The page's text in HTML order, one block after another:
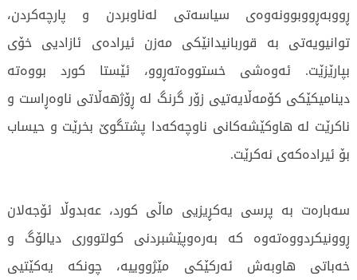
ڕووبەڕووبوونەوەی سیاسەتی لەناوبردن و پارچەکردن،
توانیویەتی بە قوربانیدانێکی مەزن ئیرادەی ئازادیی خۆی
بپارێزێت. ئەوەشی خستووەتەڕوو، ئێستا کورد بووەتە
دینامیکێکی کۆمەڵایەتیی زۆر گرنگ لە ڕۆژهەڵاتی ناوەڕاست و
ناکرێت لە هاوکێشەکانی ناوچەکەدا پشتگوێ بخرێت و حیساب
بۆ ئیرادەکەی نەکرێت.
سەبارەت بە پرسی یەکڕیزیی ماڵی کورد، عەبدوڵا ئۆجەلان
ڕوونیکردووەتەوە کە بەرەوپێشبردنی کولتووری دیالۆگ و
خەباتی هاوبەش ئەرکێکی مێژووییە، چونکە یەکێتیی